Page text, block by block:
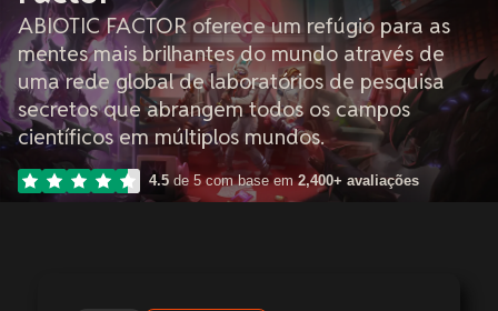
ABIOTIC FACTOR oferece um refúgio para as
mentes mais brilhantes do mundo através de
uma rede global de laboratórios de pesquisa
secretos que abrangem todos os campos
científicos em múltiplos mundos.
4.5 de 5 com base em2,400+ avaliações